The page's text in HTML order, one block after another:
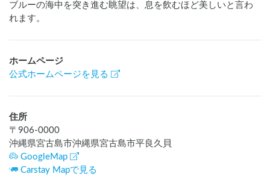
ブルーの海中を突き進む眺望は、息を飲むほど美しいと言わ
れます。
ホームページ
公式ホームページを見る
住所
〒 906-0000
沖縄県宮古島市沖縄県宮古島市平良久貝
GoogleMap
Carstay Mapで見る